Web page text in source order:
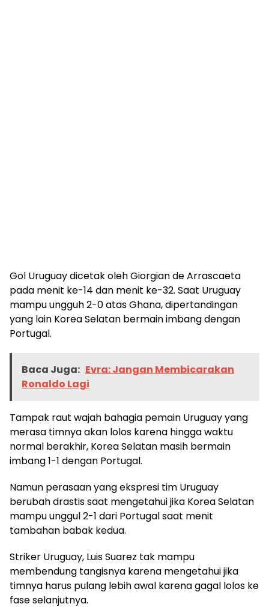
Gol Uruguay dicetak oleh Giorgian de Arrascaeta
pada menit ke-14 dan menit ke-32. Saat Uruguay
mampu ungguh 2-0 atas Ghana, dipertandingan
yang lain Korea Selatan bermain imbang dengan
Portugal.
Baca Juga: Evra: Jangan Membicarakan
Ronaldo Lagi
Tampak raut wajah bahagia pemain Uruguay yang
merasa timnya akan lolos karena hingga waktu
normal berakhir, Korea Selatan masih bermain
imbang 1-1 dengan Portugal.
Namun perasaan yang ekspresi tim Uruguay
berubah drastis saat mengetahui jika Korea Selatan
mampu unggul 2-1 dari Portugal saat menit
tambahan babak kedua.
Striker Uruguay, Luis Suarez tak mampu
membendung tangisnya karena mengetahui jika
timnya harus pulang lebih awal karena gagal lolos ke
fase selanjutnya.